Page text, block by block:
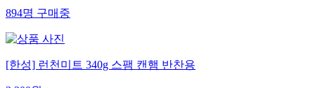
894명 구매중
[한성] 런천미트 340g 스팸 캔햄 반찬용